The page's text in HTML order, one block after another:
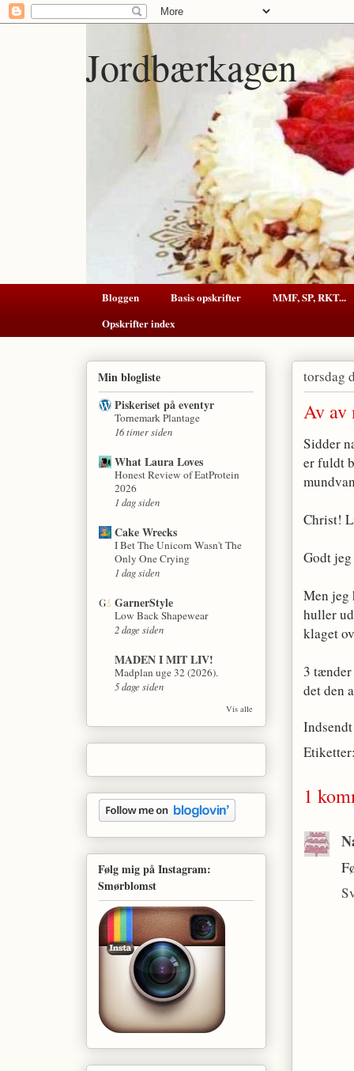
Jordbærkagen
Bloggen Basis opskrifter
MMF, SP, RKT...
Opskrifter index
torsdag
Av
Sidder
er fuldt
Christ!
Godt
Men jeg
huller
klaget
3
det den
1
Min blogliste
Piskeriset på eventyr
Tornemark Plantage
16 timer siden
What Laura Loves
Honest Review of EatProtein
2026
1 dag siden
Cake Wrecks
I Bet The Unicorn Wasn't The
Only One Crying
1 dag siden
GarnerStyle
Low Back Shapewear
2 dage siden
MADEN I MIT LIV!
Madplan uge 32 (2026).
5 dage siden
Vis alle
Følg mig på Instagram:
Smørblomst